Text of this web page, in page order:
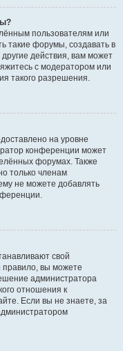
пользователям или
такие форумы, создавать в
действия, вам может
с модератором или
такого разрешения.
на уровне
конференции может
форумах. Также
только членам
не можете добавлять
свой
вы можете
администратора
отношения к
Если вы не знаете, за